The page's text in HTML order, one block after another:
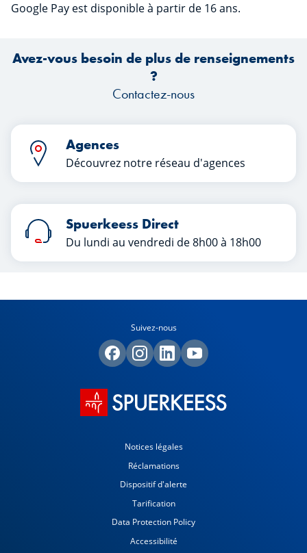
Google Pay est disponible à partir de 16 ans.
Avez-vous besoin de plus de renseignements
?
Contactez-nous
Agences
Découvrez notre réseau d'agences
Spuerkeess Direct
Du lundi au vendredi de 8h00 à 18h00
Suivez-nous
Notices légales
Réclamations
Dispositif d'alerte
Tarification
Data Protection Policy
Accessibilité